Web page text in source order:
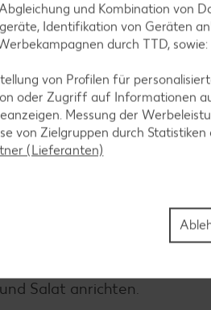
Pfanne mit 2
kochen lassen.
und mit
und Essig vermischen. Filet
Salat anrichten.
und Kombination von
Identifikation von Geräten
durch TTD, sowie:
von Profilen für
oder Zugriff auf Informationen
Messung der
von Zielgruppen durch
(Lieferanten)